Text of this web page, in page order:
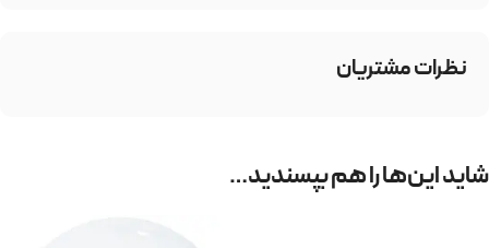
نظرات مشتریان
شاید این‌ها را هم بپسندید…